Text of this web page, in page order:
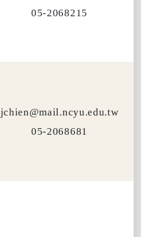
05-2068215
jchien@mail.ncyu.edu.tw
05-2068681